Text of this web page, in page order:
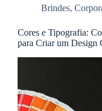
Brindes,
Cores e Tipografia:
para Criar um Design